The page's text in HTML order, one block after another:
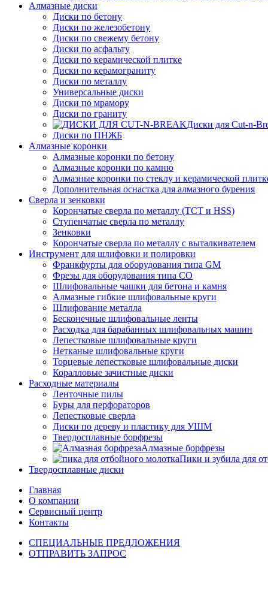
Алмазные диски
Диски по бетону
Диски по железобетону
Диски по свежему бетону
Диски по асфальту
Диски по керамической плитке
Диски по керамограниту
Диски по металлу
Универсальные диски
Диски по мрамору
Диски по граниту
Диски для Cut-n-
Диски по ПНЖБ
Алмазные коронки
Алмазные коронки по бетону
Алмазные коронки по камню
Алмазные коронки по стеклу и керамической
Дополнительная оснастка для алмазного бурения
Сверла и зенковки
Корончатые сверла по металлу (TCT и HSS)
Ступенчатые сверла по металлу
Зенковки
Корончатые сверла по металлу c выталкивателем
Инструмент для шлифовки и полировки
Франкфурты для оборудования типа GM
Фрезы для оборудования типа СО
Шлифовальные чашки для бетона и камня
Алмазные гибкие шлифовальные круги
Шлифование металла
Бесконечные шлифовальные ленты
Расходка для барабанных шлифовальных машин
Лепестковые шлифовальные круги
Нетканые шлифовальные круги
Торцевые лепестковые шлифовальные диски
Коралловые зачистные диски
Расходные материалы
Ленточные пилы
Буры для перфораторов
Лепестковые сверла
Диски по дереву и пластику для УШМ
Твердосплавные борфрезы
Алмазные борфрезы
Пики и зубила для
Твердосплавные диски
Главная
О компании
Сервисный центр
Контакты
СПЕЦИАЛЬНЫЕ ПРЕДЛОЖЕНИЯ
ОТПРАВИТЬ ЗАПРОС